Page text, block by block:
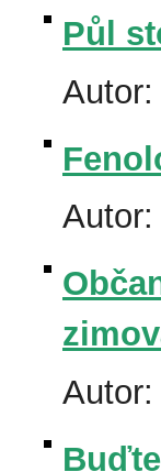
Půl
Autor:
Autor:
Autor: